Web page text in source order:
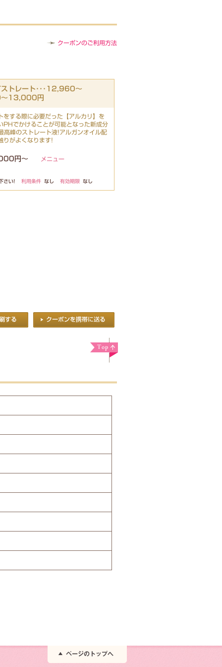
クーポンのご利用方法
ストレート･･･12,960～
13,000円
する際に必要だった【アルカリ】を
PHでかけることが可能となった新成分
高峰のストレート液!アルガンオイル配
りがよくなります!
円～ メニュー
さい! 利用条件 なし 有効期限 なし